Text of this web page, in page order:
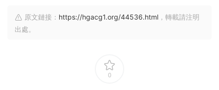
原文鏈接： https://hgacg1.org/44536.html ，轉載請注明
出處。
0